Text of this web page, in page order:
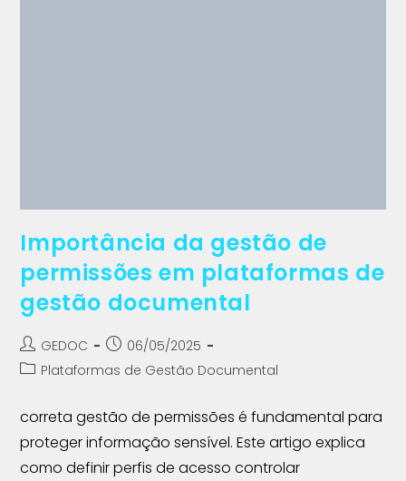
Importância da gestão de
permissões em plataformas de
gestão documental
GEDOC
06/05/2025
Plataformas de Gestão Documental
correta gestão de permissões é fundamental para
proteger informação sensível. Este artigo explica
como definir perfis de acesso controlar